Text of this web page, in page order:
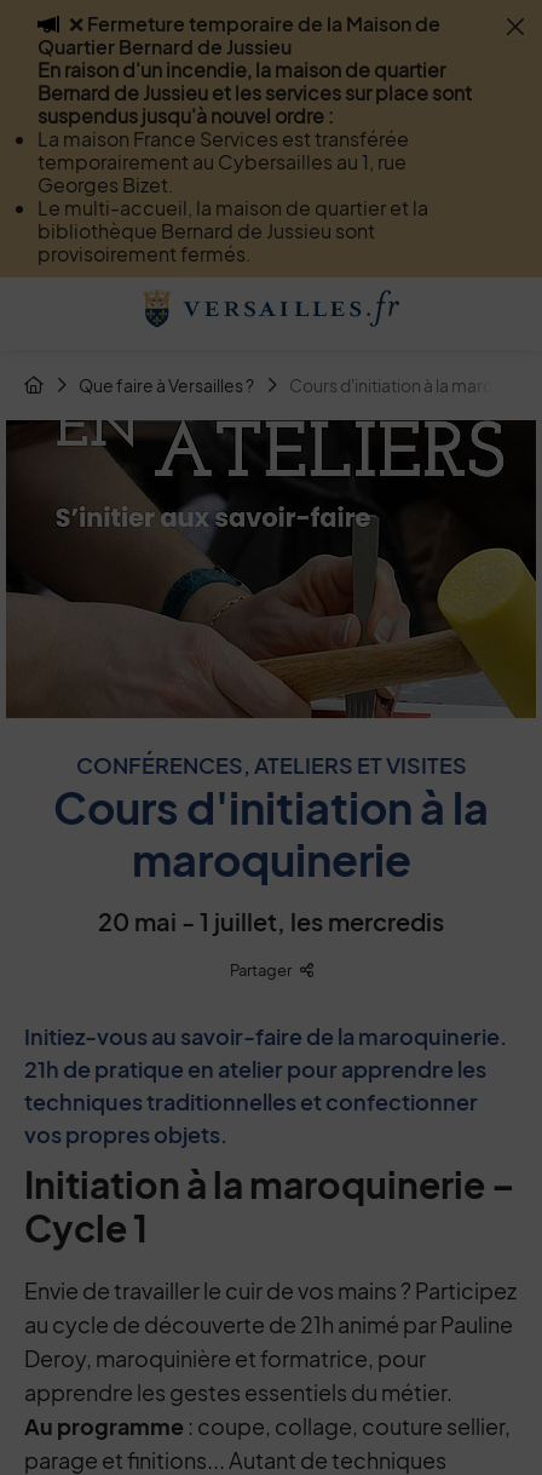
Flash info
❌ Fermeture temporaire de la Maison de
Quartier Bernard de Jussieu
En raison d'un incendie, la maison de quartier
Bernard de Jussieu et les services sur place sont
suspendus jusqu'à nouvel ordre :
La maison France Services est transférée
temporairement au Cybersailles au 1, rue
Georges Bizet.
Le multi-accueil, la maison de quartier et la
bibliothèque Bernard de Jussieu sont
provisoirement fermés.
Menu de raccourcis
Menu
Recherche
Page de contact
Contenu
Retour à l'accueil
Fil d'Arianne de la page
Page d'accueil du site
Que faire à Versailles ? Cours d'initiation à la
Image d'illustration de Cours d'initiation à la maroquinerie
CONFÉRENCES, ATELIERS ET VISITES
Cours d'initiation à la
maroquinerie
20 mai - 1 juillet, les mercredis
Partager Liste des liens de partage
Initiez-vous au savoir-faire de la maroquinerie.
21h de pratique en atelier pour apprendre les
techniques traditionnelles et confectionner
vos propres objets.
Initiation à la maroquinerie –
Cycle 1
Envie de travailler le cuir de vos mains ? Participez
au cycle de découverte de 21h animé par Pauline
Deroy, maroquinière et formatrice, pour
apprendre les gestes essentiels du métier.
Au programme : coupe, collage, couture sellier,
parage et finitions... Autant de techniques